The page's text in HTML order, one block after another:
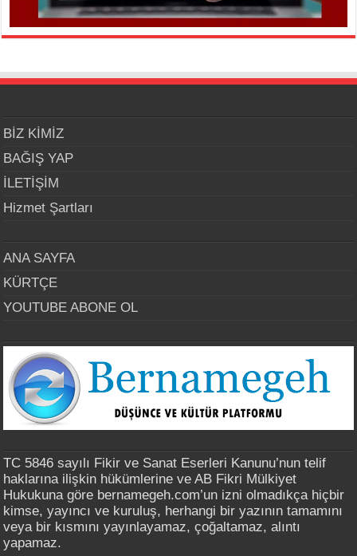
BİZ KİMİZ
BAĞIŞ YAP
İLETİŞİM
Hizmet Şartları
ANA SAYFA
KÜRTÇE
YOUTUBE ABONE OL
TC 5846 sayılı Fikir ve Sanat Eserleri Kanunu’nun telif
haklarına ilişkin hükümlerine ve AB Fikri Mülkiyet
Hukukuna göre bernamegeh.com’un izni olmadıkça hiçbir
kimse, yayıncı ve kuruluş, herhangi bir yazının tamamını
veya bir kısmını yayınlayamaz, çoğaltamaz, alıntı
yapamaz.